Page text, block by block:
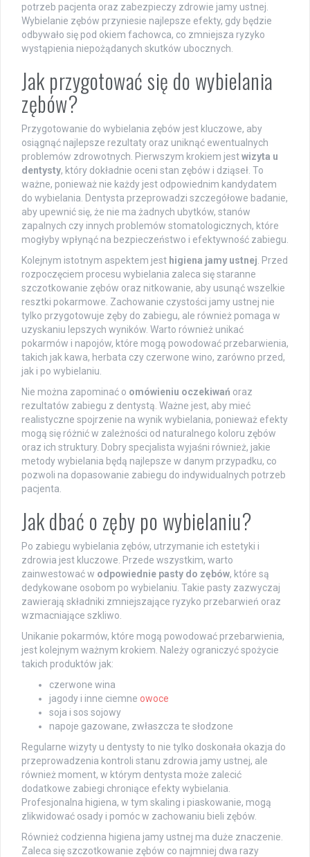
potrzeb pacjenta oraz zabezpieczy zdrowie jamy ustnej.
Wybielanie zębów przyniesie najlepsze efekty, gdy będzie
odbywało się pod okiem fachowca, co zmniejsza ryzyko
wystąpienia niepożądanych skutków ubocznych.
Jak przygotować się do wybielania
zębów?
Przygotowanie do wybielania zębów jest kluczowe, aby
osiągnąć najlepsze rezultaty oraz uniknąć ewentualnych
problemów zdrowotnych. Pierwszym krokiem jestwizyta u
dentysty, który dokładnie oceni stan zębów i dziąseł. To
ważne, ponieważ nie każdy jest odpowiednim kandydatem
do wybielania. Dentysta przeprowadzi szczegółowe badanie,
aby upewnić się, że nie ma żadnych ubytków, stanów
zapalnych czy innych problemów stomatologicznych, które
mogłyby wpłynąć na bezpieczeństwo i efektywność zabiegu.
Kolejnym istotnym aspektem jest higiena jamy ustnej . Przed
rozpoczęciem procesu wybielania zaleca się staranne
szczotkowanie zębów oraz nitkowanie, aby usunąć wszelkie
resztki pokarmowe. Zachowanie czystości jamy ustnej nie
tylko przygotowuje zęby do zabiegu, ale również pomaga w
uzyskaniu lepszych wyników. Warto również unikać
pokarmów i napojów, które mogą powodować przebarwienia,
takich jak kawa, herbata czy czerwone wino, zarówno przed,
jak i po wybielaniu.
Nie można zapominać o omówieniu oczekiwań oraz
rezultatów zabiegu z dentystą. Ważne jest, aby mieć
realistyczne spojrzenie na wynik wybielania, ponieważ efekty
mogą się różnić w zależności od naturalnego koloru zębów
oraz ich struktury. Dobry specjalista wyjaśni również, jakie
metody wybielania będą najlepsze w danym przypadku, co
pozwoli na dopasowanie zabiegu do indywidualnych potrzeb
pacjenta.
Jak dbać o zęby po wybielaniu?
Po zabiegu wybielania zębów, utrzymanie ich estetyki i
zdrowia jest kluczowe. Przede wszystkim, warto
zainwestować w odpowiednie pasty do zębów, które są
dedykowane osobom po wybielaniu. Takie pasty zazwyczaj
zawierają składniki zmniejszające ryzyko przebarwień oraz
wzmacniające szkliwo.
Unikanie pokarmów, które mogą powodować przebarwienia,
jest kolejnym ważnym krokiem. Należy ograniczyć spożycie
takich produktów jak:
czerwone wina
jagody i inne ciemne owoce
soja i sos sojowy
napoje gazowane, zwłaszcza te słodzone
Regularne wizyty u dentysty to nie tylko doskonała okazja do
przeprowadzenia kontroli stanu zdrowia jamy ustnej, ale
również moment, w którym dentysta może zalecić
dodatkowe zabiegi chroniące efekty wybielania.
Profesjonalna higiena, w tym skaling i piaskowanie, mogą
zlikwidować osady i pomóc w zachowaniu bieli zębów.
Również codzienna higiena jamy ustnej ma duże znaczenie.
Zaleca się szczotkowanie zębów co najmniej dwa razy